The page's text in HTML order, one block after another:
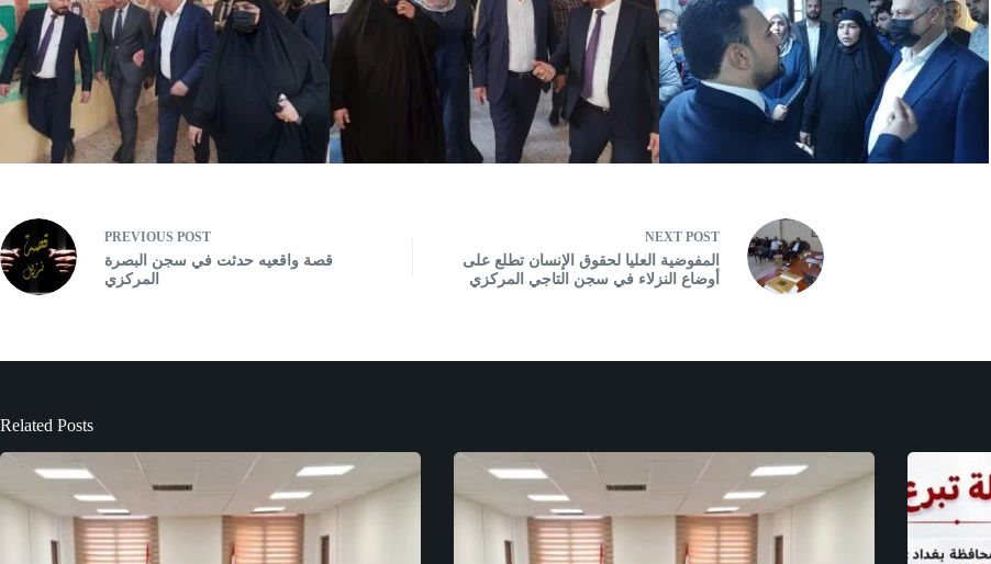
PREVIOUS POST
قصة واقعيه حدثت في سجن البصرة
المركزي
NEXT POST
المفوضية العليا لحقوق الإنسان تطلع على
أوضاع النزلاء في سجن التاجي المركزي
Related Posts